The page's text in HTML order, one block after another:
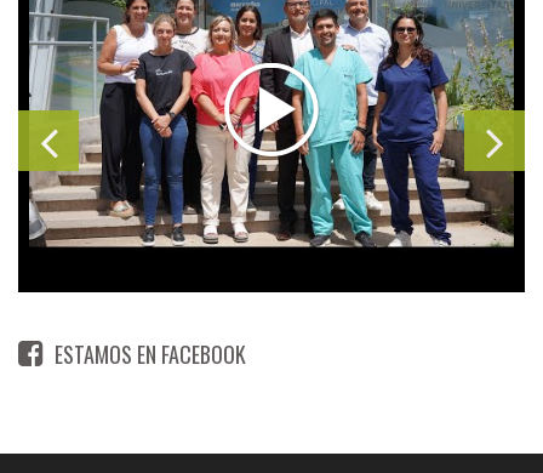
ESTAMOS EN FACEBOOK